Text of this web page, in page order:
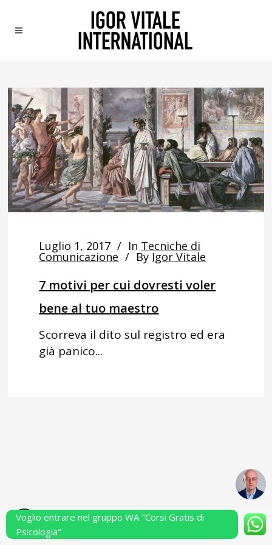
Luglio 1, 2017 In Tecniche di
Comunicazione By Igor Vitale
7 motivi per cui dovresti voler
bene al tuo maestro
Scorreva il dito sul registro ed era
già panico...
Powered by Performarsi S.a.s.
Voglio entrare nel gruppo WA "Corsi Gratis di
Psicologia"